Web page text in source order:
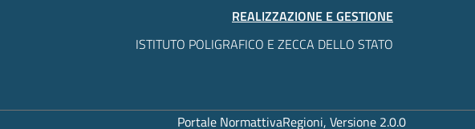
REALIZZAZIONE E GESTIONE
ISTITUTO POLIGRAFICO E ZECCA DELLO STATO
Portale NormattivaRegioni, Versione 2.0.0